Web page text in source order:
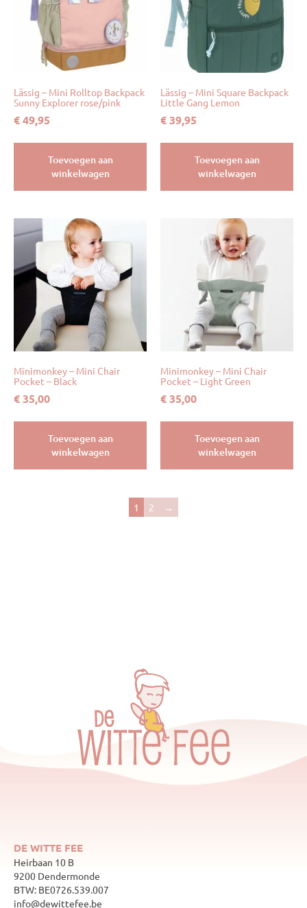
Lässig – Mini Rolltop Backpack
Sunny Explorer rose/pink
€49,95
Toevoegen aan
winkelwagen
Lässig – Mini Square Backpack
Little Gang Lemon
€39,95
Toevoegen aan
winkelwagen
Minimonkey – Mini Chair
Pocket – Black
€35,00
Toevoegen aan
winkelwagen
Minimonkey – Mini Chair
Pocket – Light Green
€35,00
Toevoegen aan
winkelwagen
1 2 →
DE WITTE FEE
Heirbaan 10 B
9200 Dendermonde
BTW: BE0726.539.007
info@dewittefee.be